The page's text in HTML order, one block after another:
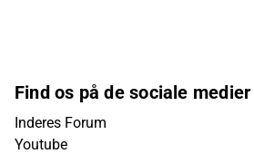
Find os på de sociale medier
Inderes Forum
Youtube